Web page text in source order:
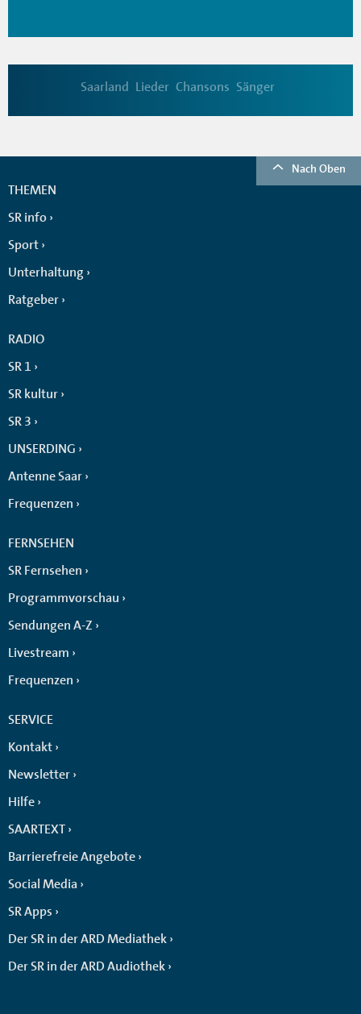
Saarland Lieder Chansons Sänger
Nach Oben
THEMEN
SR info
Sport
Unterhaltung
Ratgeber
RADIO
SR 1
SR kultur
SR 3
UNSERDING
Antenne Saar
Frequenzen
FERNSEHEN
SR Fernsehen
Programmvorschau
Sendungen A-Z
Livestream
Frequenzen
SERVICE
Kontakt
Newsletter
Hilfe
SAARTEXT
Barrierefreie Angebote
Social Media
SR Apps
Der SR in der ARD Mediathek
Der SR in der ARD Audiothek